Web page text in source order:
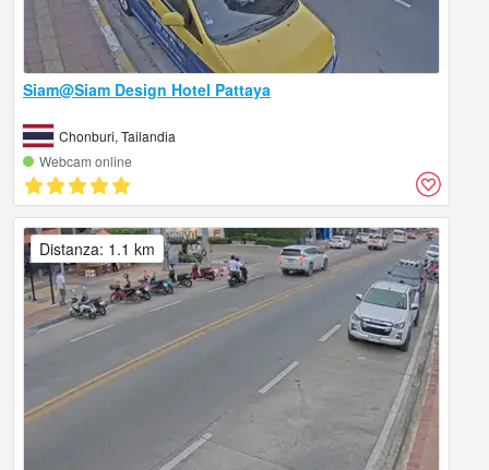
Siam@Siam Design Hotel Pattaya
Chonburi, Tailandia
Webcam online
Distanza: 1.1 km